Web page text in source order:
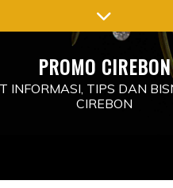
PROMO CIREBON
INFORMASI, TIPS DAN
CIREBON